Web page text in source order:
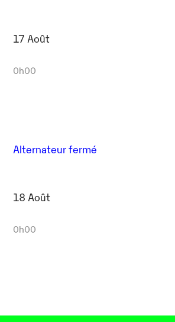
17 Août
0h00
Alternateur fermé
18 Août
0h00